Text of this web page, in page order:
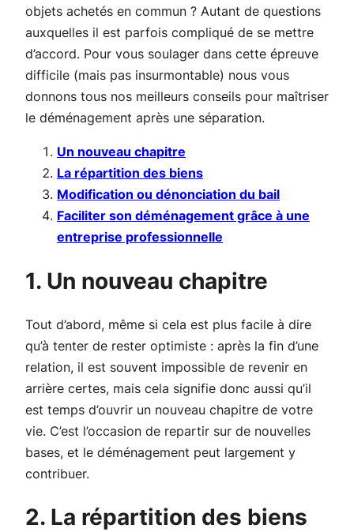
objets achetés en commun ? Autant de questions
auxquelles il est parfois compliqué de se mettre
d’accord. Pour vous soulager dans cette épreuve
difficile (mais pas insurmontable) nous vous
donnons tous nos meilleurs conseils pour maîtriser
le déménagement après une séparation.
Un nouveau chapitre
La répartition des biens
Modification ou dénonciation du bail
Faciliter son déménagement grâce à une
entreprise professionnelle
1. Un nouveau chapitre
Tout d’abord, même si cela est plus facile à dire
qu’à tenter de rester optimiste : après la fin d’une
relation, il est souvent impossible de revenir en
arrière certes, mais cela signifie donc aussi qu’il
est temps d’ouvrir un nouveau chapitre de votre
vie. C’est l’occasion de repartir sur de nouvelles
bases, et le déménagement peut largement y
contribuer.
2. La répartition des biens